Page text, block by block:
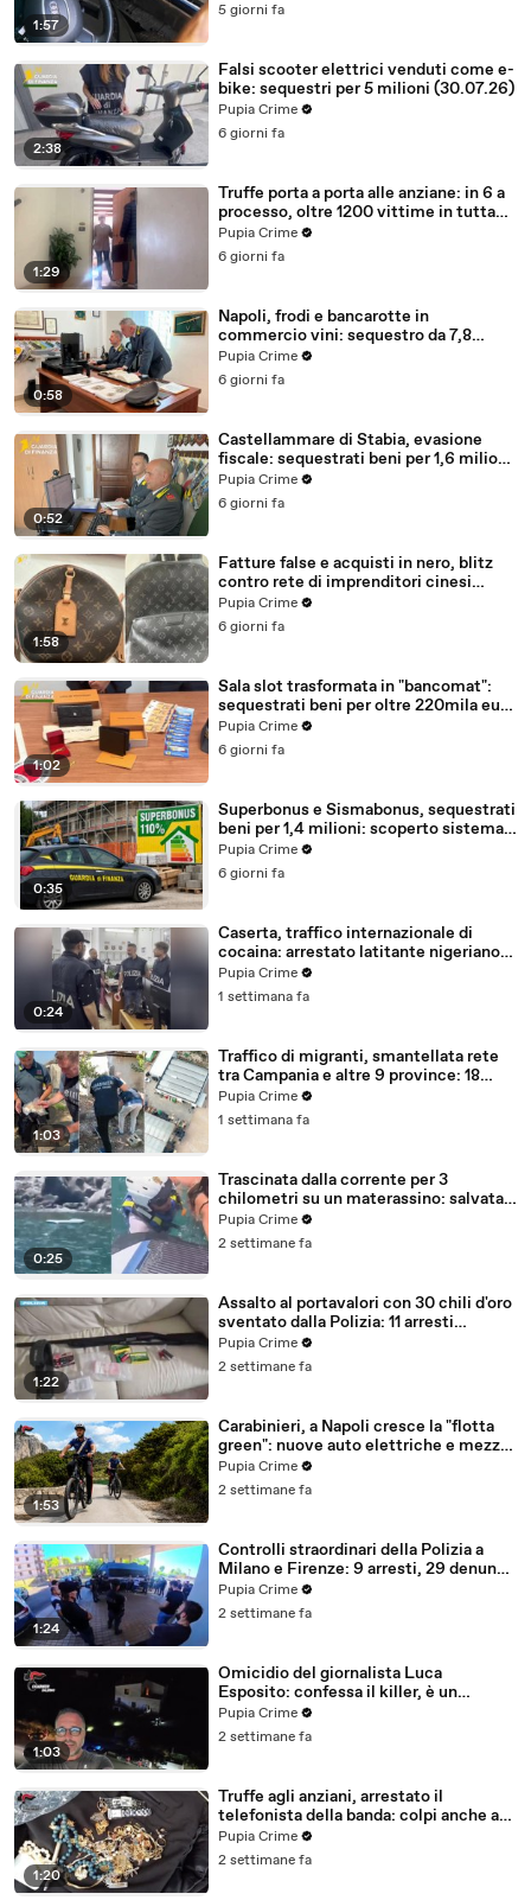
1:57
5 giorni fa
2:38
Falsi scooter elettrici venduti come e-
bike: sequestri per 5 milioni (30.07.26)
Pupia Crime
6 giorni fa
1:29
Truffe porta a porta alle anziane: in 6 a
processo, oltre 1200 vittime in tutta
Italia (30.07.26)
Pupia Crime
6 giorni fa
0:58
Napoli, frodi e bancarotte in
commercio vini: sequestro da 7,8
milioni (30.07.26)
Pupia Crime
6 giorni fa
0:52
Castellammare di Stabia, evasione
fiscale: sequestrati beni per 1,6 milioni
ad un consorzio navale (29.07.26)
Pupia Crime
6 giorni fa
1:58
Fatture false e acquisti in nero, blitz
contro rete di imprenditori cinesi
sequestri per 8,5 milioni (29.07.26)
Pupia Crime
6 giorni fa
1:02
Sala slot trasformata in "bancomat":
sequestrati beni per oltre 220mila euro
a due coniugi (29.07.26)
Pupia Crime
6 giorni fa
0:35
Superbonus e Sismabonus, sequestrati
beni per 1,4 milioni: scoperto sistema
con false abitazioni (29.07.26)
Pupia Crime
6 giorni fa
0:24
Caserta, traffico internazionale di
cocaina: arrestato latitante nigeriano
ricercato dal 2019 (28.07.26)
Pupia Crime
1 settimana fa
1:03
Traffico di migranti, smantellata rete
tra Campania e altre 9 province: 18
arresti (27.07.26)
Pupia Crime
1 settimana fa
0:25
Trascinata dalla corrente per 3
chilometri su un materassino: salvata
dalla Polizia (25.07.26)
Pupia Crime
2 settimane fa
1:22
Assalto al portavalori con 30 chili d'oro
sventato dalla Polizia: 11 arresti
(25.07.26)
Pupia Crime
2 settimane fa
1:53
Carabinieri, a Napoli cresce la "flotta
green": nuove auto elettriche e mezzi
sostenibili anche sulle isole (25.07.26)
Pupia Crime
2 settimane fa
1:24
Controlli straordinari della Polizia a
Milano e Firenze: 9 arresti, 29 denunce
e oltre 7mila persone identificate
(25.07.26)
Pupia Crime
2 settimane fa
1:03
Omicidio del giornalista Luca
Esposito: confessa il killer, è un
26enne tunisino (25.07.26)
Pupia Crime
2 settimane fa
1:20
Truffe agli anziani, arrestato il
telefonista della banda: colpi anche ad
Aversa, oltre 300mila euro il bottino
stimato (24.07.26)
Pupia Crime
2 settimane fa